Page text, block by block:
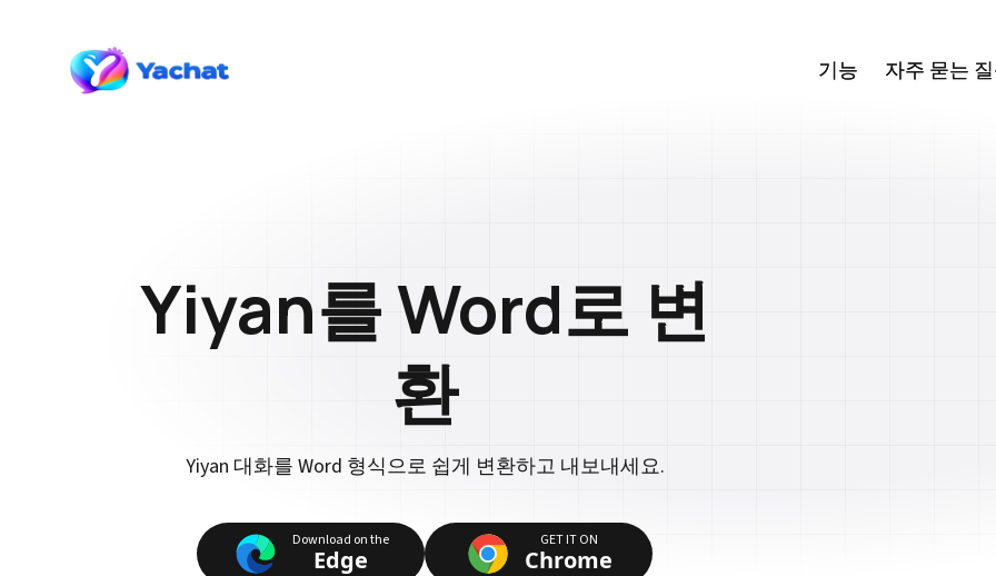
기능 자주 묻는
기능 자주 묻는
Yiyan를 Word로 변
환
Yiyan 대화를 Word 형식으로 쉽게 변환하고 내보내세요.
Download on the
Edge
GET IT ON
Chrome